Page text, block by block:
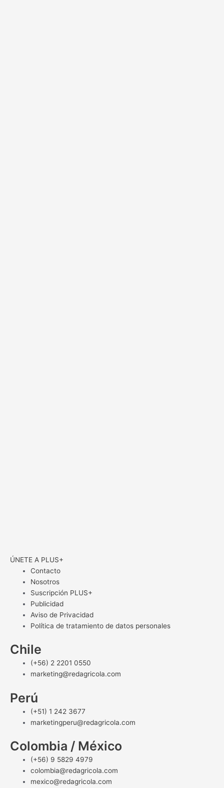
ÚNETE A PLUS+
Contacto
Nosotros
Suscripción PLUS+
Publicidad
Aviso de Privacidad
Política de tratamiento de datos personales
Chile
(+56) 2 2201 0550
marketing@redagricola.com
Perú
(+51) 1 242 3677
marketingperu@redagricola.com
Colombia / México
(+56) 9 5829 4979
colombia@redagricola.com
mexico@redagricola.com